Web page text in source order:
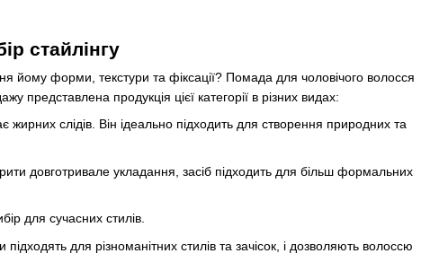
стайлінгу
форми, текстури та фіксації? Помада для чоловічого волосся
представлена продукція цієї категорії в різних видах:
слідів. Він ідеально підходить для створення природних та
довготривале укладання, засіб підходить для більш формальних
для сучасних стилів.
для різноманітних стилів та зачісок, і дозволяють волоссю